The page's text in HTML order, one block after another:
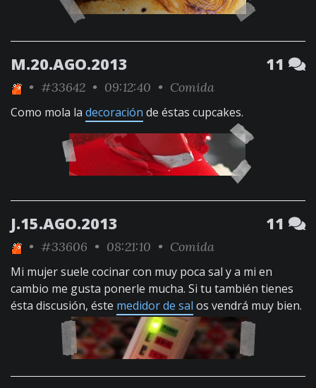
M.20.AGO.2013 11
• #33642 • 09:12:40 • Comida
Como mola la decoración de éstas cupcakes.
J.15.AGO.2013 11
• #33606 • 08:21:10 • Comida
Mi mujer suele cocinar con muy poca sal y a mi en
cambio me gusta ponerle mucha. Si tu también tienes
ésta discusión, éste medidor de sal os vendrá muy bien.